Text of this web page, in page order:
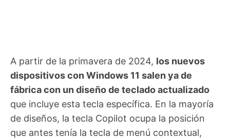
A partir de la primavera de 2024, los nuevos
dispositivos con Windows 11 salen ya de
fábrica con un diseño de teclado actualizado
que incluye esta tecla específica. En la mayoría
de diseños, la tecla Copilot ocupa la posición
que antes tenía la tecla de menú contextual,